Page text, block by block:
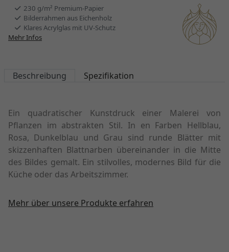
230 g/m² Premium-Papier
Bilderrahmen aus Eichenholz
Klares Acrylglas mit UV-Schutz
Mehr Infos
Beschreibung Spezifikation
Ein quadratischer Kunstdruck einer Malerei von
Pflanzen im abstrakten Stil. In en Farben Hellblau,
Rosa, Dunkelblau und Grau sind runde Blätter mit
skizzenhaften Blattnarben übereinander in die Mitte
des Bildes gemalt. Ein stilvolles, modernes Bild für die
Küche oder das Arbeitszimmer.
Mehr über unsere Produkte erfahren